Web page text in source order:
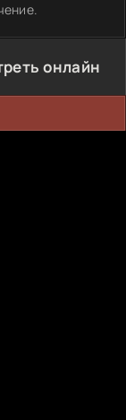
онлайн